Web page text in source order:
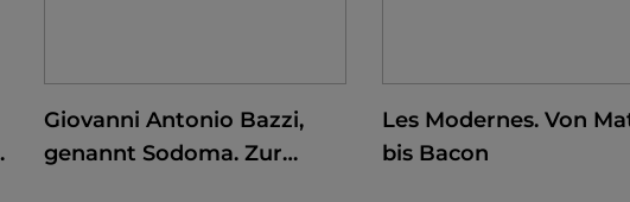
Giovanni Antonio Bazzi,
genannt Sodoma. Zur
Les Modernes. Von
bis Bacon